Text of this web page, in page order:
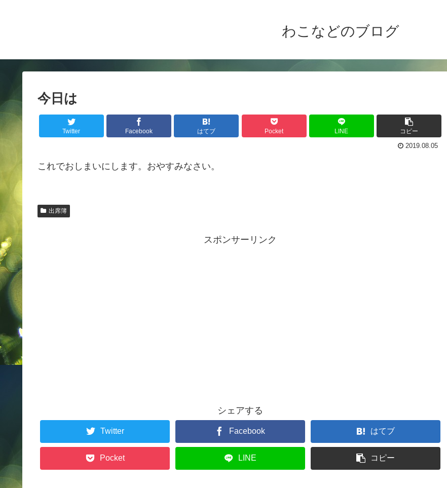
わこなどのブログ
今日は
Twitter Facebook はてブ Pocket LINE コピー
2019.08.05
これでおしまいにします。おやすみなさい。
出席簿
スポンサーリンク
シェアする
Twitter Facebook はてブ
Pocket LINE コピー